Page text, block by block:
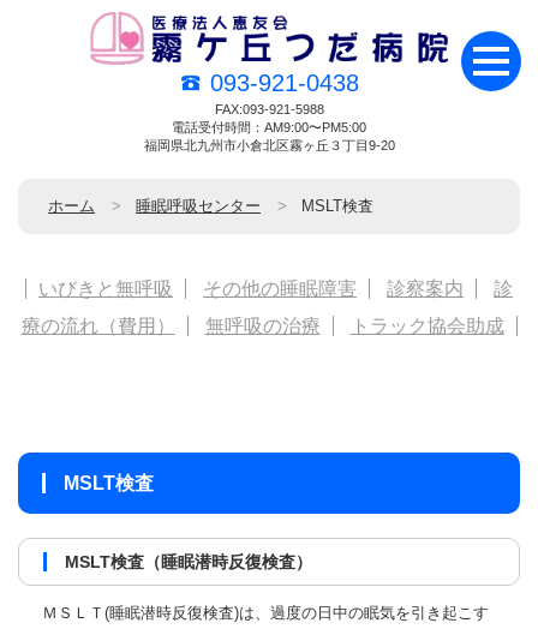
093-921-0438
FAX:093-921-5988
電話受付時間：AM9:00〜PM5:00
福岡県北九州市小倉北区霧ヶ丘３丁目9-20
ホーム 睡眠呼吸センター MSLT検査
いびきと無呼吸 その他の睡眠障害 診察案内
診
療の流れ（費用）
無呼吸の治療 トラック協会助成
MSLT検査
MSLT検査（睡眠潜時反復検査）
ＭＳＬＴ(睡眠潜時反復検査)は、過度の日中の眠気を引き起こす